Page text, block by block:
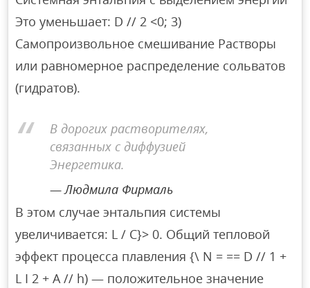
Это уменьшает: D // 2 <0; 3)
Самопроизвольное смешивание Растворы
или равномерное распределение сольватов
(гидратов).
В дорогих растворителях,
связанных с диффузией
Энергетика.
Людмила Фирмаль
В этом случае энтальпия системы
увеличивается: L / C}> 0. Общий тепловой
эффект процесса плавления {\ N = == D // 1 +
L I 2 + A // h) — положительное значение